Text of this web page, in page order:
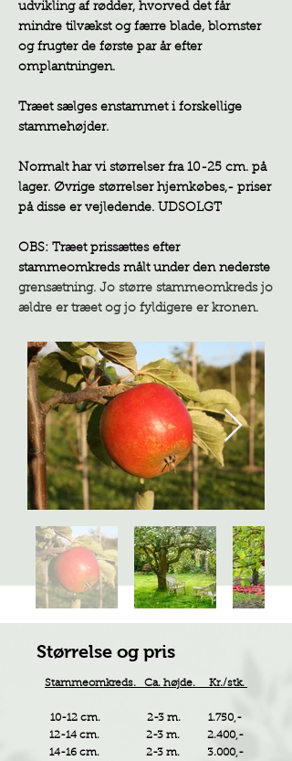
udvikling af rødder, hvorved det får
mindre tilvækst og færre blade, blomster
og frugter de første par år efter
omplantningen.
Træet sælges enstammet i forskellige
stammehøjder.
Normalt har vi størrelser fra 10-25 cm. på
lager. Øvrige størrelser hjemkøbes,- priser
på disse er vejledende. UDSOLGT
OBS: Træet prissættes efter
stammeomkreds målt under den nederste
grensætning. Jo større stammeomkreds jo
ældre er træet og jo fyldigere er kronen.
Størrelse og pris
Stammeomkreds. Ca. højde. Kr./stk.
10-12 cm. 2-3 m. 1.750,-
12-14 cm. 2-3 m. 2.400,-
14-16 cm. 2-3 m. 3.000,-